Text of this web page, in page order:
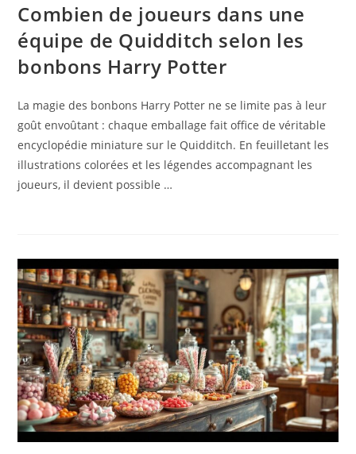
Combien de joueurs dans une
équipe de Quidditch selon les
bonbons Harry Potter
La magie des bonbons Harry Potter ne se limite pas à leur
goût envoûtant : chaque emballage fait office de véritable
encyclopédie miniature sur le Quidditch. En feuilletant les
illustrations colorées et les légendes accompagnant les
joueurs, il devient possible …